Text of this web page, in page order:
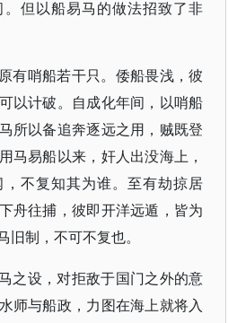
但以船易马的做法招致了非
有哨船若干只。倭船畏浅，彼
以计破。自成化年间，以哨船
所以备追奔逐远之用，贼既登
马易船以来，奸人出没海上，
不复知其为谁。至有劫掠居
舟往捕，彼即开洋远遁，皆为
旧制，不可不复也。
之设，对拒敌于国门之外的意
师与船政，力图在海上就将入